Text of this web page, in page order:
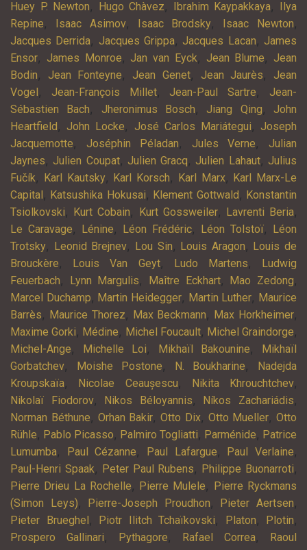
Huey P. Newton, Hugo Chàvez, Ibrahim Kaypakkaya,
Ilya
Repine, Isaac Asimov, Isaac Brodsky, Isaac Newton,
Jacques Derrida, Jacques Grippa, Jacques Lacan, James
Ensor, James Monroe, Jan van Eyck, Jean Blume, Jean
Bodin, Jean Fonteyne, Jean Genet, Jean Jaurès, Jean
Vogel , Jean-François Millet, Jean-Paul Sartre, Jean-
Sébastien Bach, Jheronimus Bosch, Jiang Qing, John
Heartfield , John Locke, José Carlos Mariátegui, Joseph
Jacquemotte, Joséphin Péladan, Jules Verne, Julian
Jaynes, Julien Coupat, Julien Gracq, Julien Lahaut, Julius
Fučík, Karl Kautsky, Karl Korsch, Karl Marx, Karl Marx-Le
Capital , Katsushika Hokusai, Klement Gottwald , Konstantin
Tsiolkovski, Kurt Cobain, Kurt Gossweiler, Lavrenti Beria,
Le Caravage, Lénine, Léon Frédéric, Léon Tolstoï,
Léon
Trotsky, Leonid Brejnev, Lou Sin, Louis Aragon, Louis de
Brouckère, Louis Van Geyt, Ludo Martens,
Ludwig
Feuerbach, Lynn Margulis, Maître Eckhart, Mao Zedong,
Marcel Duchamp, Martin Heidegger, Martin Luther, Maurice
Barrès, Maurice Thorez, Max Beckmann, Max Horkheimer,
Maxime Gorki, Médine, Michel Foucault, Michel Graindorge,
Michel-Ange, Michelle Loi, Mikhaïl Bakounine,
Mikhaïl
Gorbatchev, Moishe Postone, N. Boukharine,
Nadejda
Kroupskaïa, Nicolae Ceaușescu, Nikita Khrouchtchev,
Nikolaï Fiodorov, Nikos Béloyannis, Níkos Zachariádis,
Norman Béthune, Orhan Bakir, Otto Dix, Otto Mueller, Otto
Rühle, Pablo Picasso, Palmiro Togliatti, Parménide, Patrice
Lumumba, Paul Cézanne, Paul Lafargue, Paul Verlaine,
Paul-Henri Spaak, Peter Paul Rubens, Philippe Buonarroti,
Pierre Drieu La Rochelle, Pierre Mulele,
Pierre Ryckmans
(Simon Leys), Pierre-Joseph Proudhon, Pieter Aertsen,
Pieter Brueghel , Piotr Ilitch Tchaïkovski, Platon, Plotin,
Prospero Gallinari, Pythagore, Rafael Correa,
Raoul